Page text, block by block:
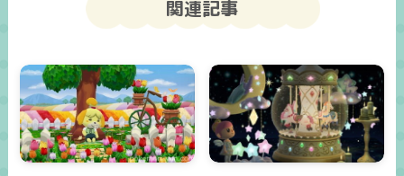
関連記事